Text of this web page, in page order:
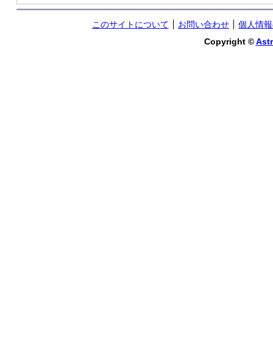
このサイトについて お問い合わせ
個人情
Copyright ©